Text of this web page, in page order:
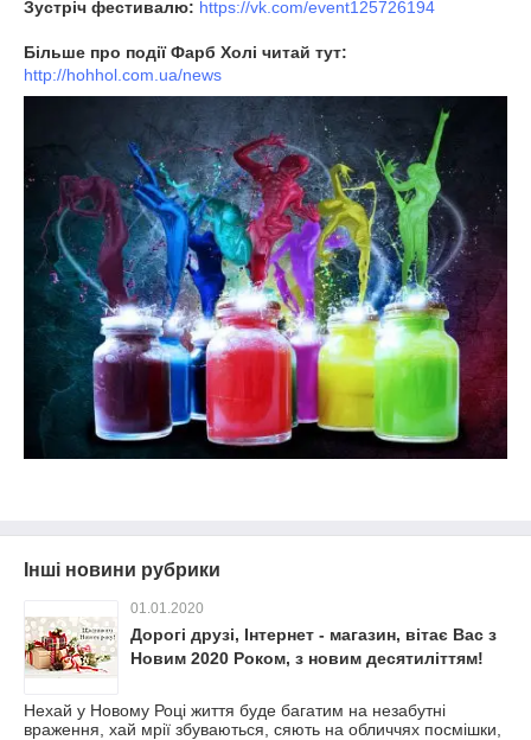
Зустріч фестивалю: https://vk.com/event125726194
Більше про події Фарб Холі читай тут:
http://hohhol.com.ua/news
Інші новини рубрики
01.01.2020
Дорогі друзі, Інтернет - магазин, вітає Вас з
Новим 2020 Роком, з новим десятиліттям!
Нехай у Новому Році життя буде багатим на незабутні
враження, хай мрії збуваються, сяють на обличчях посмішки,